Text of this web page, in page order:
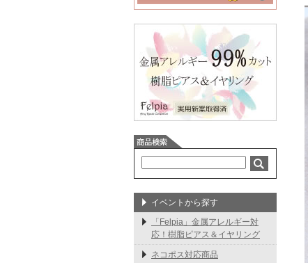
イベントから探す
「Felpia」金属アレルギー対
応！樹脂ピアス＆イヤリング
ネコポス対応商品